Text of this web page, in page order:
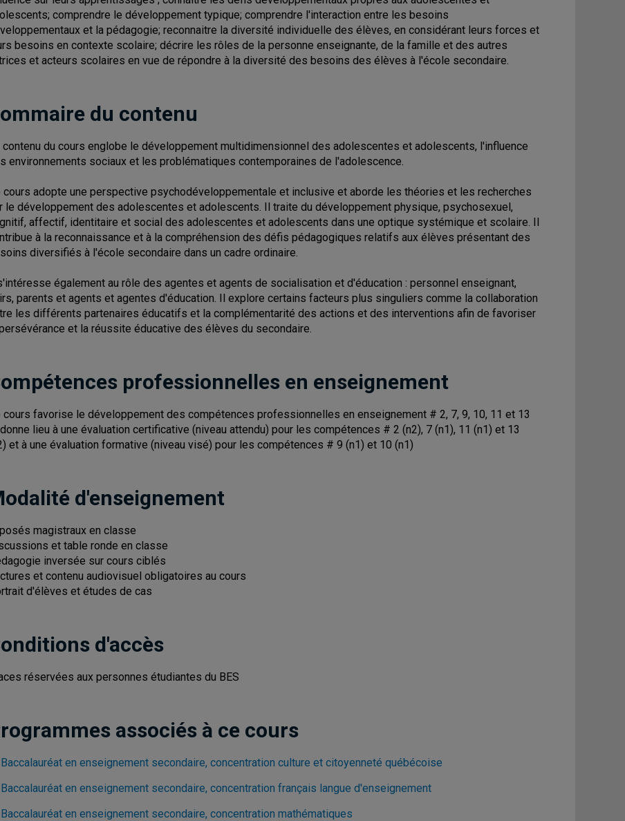
comprendre le développement typique; comprendre l'interaction entre les besoins
et la pédagogie; reconnaitre la diversité individuelle des élèves, en considérant leurs forces et
besoins en contexte scolaire; décrire les rôles de la personne enseignante, de la famille et des autres
et acteurs scolaires en vue de répondre à la diversité des besoins des élèves à l'école secondaire.
du contenu
contenu du cours englobe le développement multidimensionnel des adolescentes et adolescents, l'influence
environnements sociaux et les problématiques contemporaines de l'adolescence.
cours adopte une perspective psychodéveloppementale et inclusive et aborde les théories et les recherches
le développement des adolescentes et adolescents. Il traite du développement physique, psychosexuel,
affectif, identitaire et social des adolescentes et adolescents dans une optique systémique et scolaire. Il
à la reconnaissance et à la compréhension des défis pédagogiques relatifs aux élèves présentant des
diversifiés à l'école secondaire dans un cadre ordinaire.
également au rôle des agentes et agents de socialisation et d'éducation : personnel enseignant,
parents et agents et agentes d'éducation. Il explore certains facteurs plus singuliers comme la collaboration
les différents partenaires éducatifs et la complémentarité des actions et des interventions afin de favoriser
et la réussite éducative des élèves du secondaire.
professionnelles en enseignement
cours favorise le développement des compétences professionnelles en enseignement # 2, 7, 9, 10, 11 et 13
lieu à une évaluation certificative (niveau attendu) pour les compétences # 2 (n2), 7 (n1), 11 (n1) et 13
et à une évaluation formative (niveau visé) pour les compétences # 9 (n1) et 10 (n1)
d'enseignement
magistraux en classe
et table ronde en classe
inversée sur cours ciblés
et contenu audiovisuel obligatoires au cours
d'élèves et études de cas
d'accès
réservées aux personnes étudiantes du BES
associés à ce cours
Baccalauréat en enseignement secondaire, concentration culture et citoyenneté québécoise
Baccalauréat en enseignement secondaire, concentration français langue d'enseignement
Baccalauréat en enseignement secondaire, concentration mathématiques